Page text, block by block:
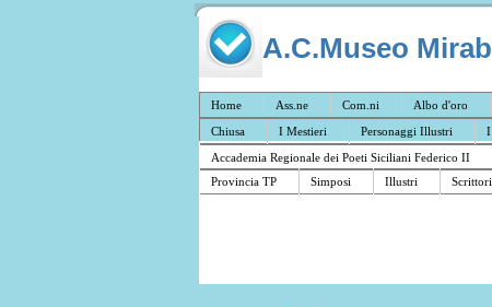
A.C.Museo
Home Ass.ne Com.ni Albo d'oro
Chiusa
I Mestieri Personaggi Illustri I
Accademia Regionale dei Poeti Siciliani Federico II
Provincia TP
Simposi Illustri Scrittori